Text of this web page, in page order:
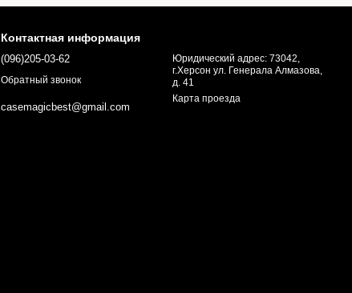
Контактная информация
(096)205-03-62
Обратный звонок
casemagicbest@gmail.com
Юридический адрес: 73042,
г.Херсон ул. Генерала Алмазова,
д. 41
Карта проезда